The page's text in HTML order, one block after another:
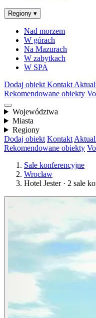
Regiony ▾
Nad morzem
W górach
Na Mazurach
W zabytkach
W SPA
Dodaj obiekt Kontakt
Rekomendowane obiekty
Województwa
Miasta
Regiony
Dodaj obiekt Kontakt
Rekomendowane obiekty
Sale konferencyjne
Wrocław
Hotel Jester · 2 sale